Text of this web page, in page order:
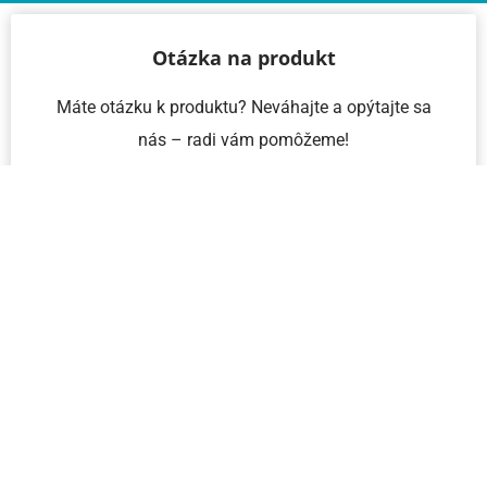
Otázka na produkt
Máte otázku k produktu? Neváhajte a opýtajte sa
nás – radi vám pomôžeme!